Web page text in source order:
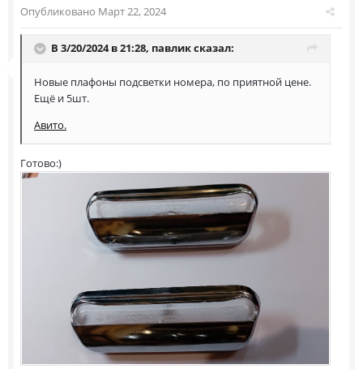
Опубликовано Март 22, 2024
В 3/20/2024 в 21:28, павликсказал:
Новые плафоны подсветки номера, по приятной цене.
Ещё и 5шт.
Авито.
Готово:)